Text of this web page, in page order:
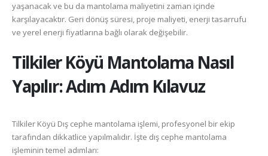
yaşanacak ve bu da mantolama maliyetini zaman içinde
karşılayacaktır. Geri dönüş süresi, proje maliyeti, enerji tasarrufu
ve yerel enerji fiyatlarına bağlı olarak değişebilir.
Tilkiler Köyü Mantolama Nasıl
Yapılır: Adım Adım Kılavuz
Tilkiler Köyü Dış cephe mantolama işlemi, profesyonel bir ekip
tarafından dikkatlice yapılmalıdır. İşte dış cephe mantolama
işleminin temel adımları: